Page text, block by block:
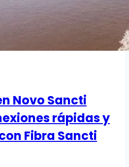
Novo Sancti
rápidas y
Fibra Sancti